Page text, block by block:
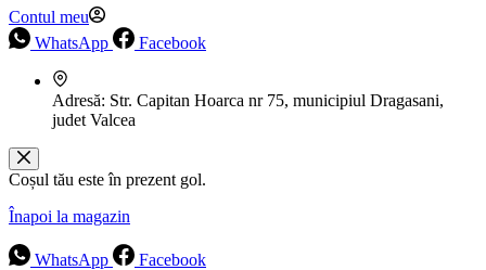
Contul meu
WhatsApp
Facebook
Adresă: Str. Capitan Hoarca nr 75, municipiul Dragasani,
judet Valcea
Coșul tău este în prezent gol.
Înapoi la magazin
WhatsApp Facebook